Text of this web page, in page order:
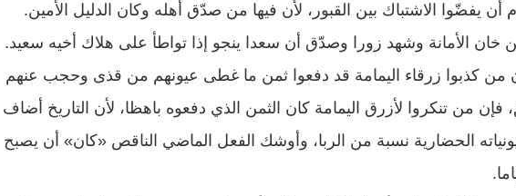
أن يفضّوا الاشتباك بين القبور، لأن فيها من صدّق أهله وكان الدليل الأمين.
خان الأمانة وشهد زورا وصدّق أن سعدا ينجو إذا تواطأ على هلاك أخيه سعيد.
من كذبوا زرقاء اليمامة قد دفعوا ثمن ما غطى عيونهم من قذى وحجب عنهم
فإن من تنكروا لأزرق اليمامة كان الثمن الذي دفعوه باهظا، لأن التاريخ أضاف
الحضارية نسبة من الربا، وأوشك الفعل الماضي الناقص «كان» أن يصبح